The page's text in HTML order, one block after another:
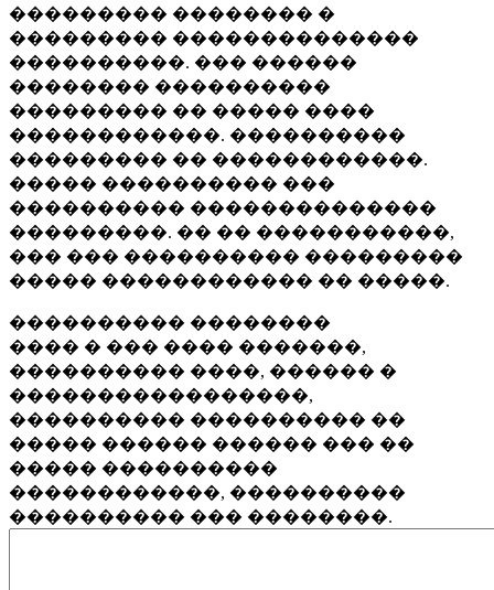
��������� �������� �
��������� ��������������
����������. ��� ������
�������� ����������
��������� �� ����� ����
������������. ����������
��������� �� ������������.
����� ���������� ���
���������� ��������������
���������. �� �� �����������,
��� ��� ���������� ���������
����� ������������ �� �����.
���������� ��������
���� � ��� ���� �������,
���������� ����, ������ �
�����������������,
���������� ���������� ��
����� ������ ������ ��� ��
����� ����������
������������, ����������
���������� ��� ��������.